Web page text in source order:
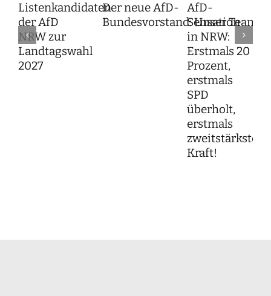
Listenkandidaten
der AfD
NRW zur
Landtagswahl
2027
Der neue AfD-
Bundesvorstand: Unser Team
AfD-
Sensation
in NRW:
Erstmals 20
Prozent,
erstmals
SPD
überholt,
erstmals
zweitstärkste
Kraft!